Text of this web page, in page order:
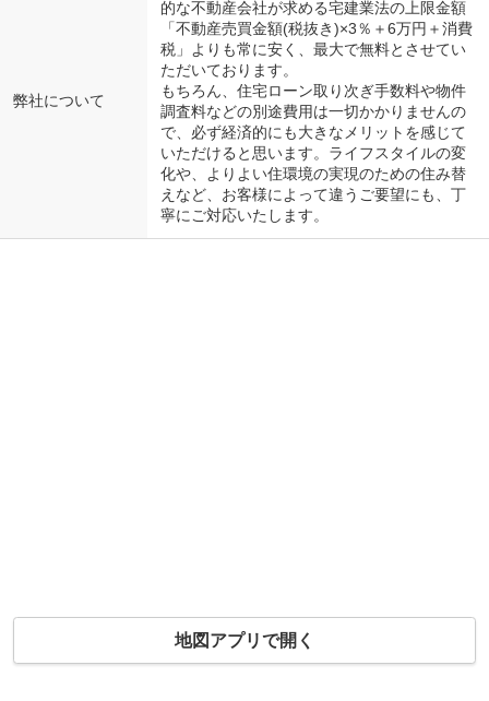
弊社について
的な不動産会社が求める宅建業法の上限金額
「不動産売買金額(税抜き)×3％＋6万円＋消費
税」よりも常に安く、最大で無料とさせてい
ただいております。
もちろん、住宅ローン取り次ぎ手数料や物件
調査料などの別途費用は一切かかりませんの
で、必ず経済的にも大きなメリットを感じて
いただけると思います。ライフスタイルの変
化や、よりよい住環境の実現のための住み替
えなど、お客様によって違うご要望にも、丁
寧にご対応いたします。
地図アプリで開く